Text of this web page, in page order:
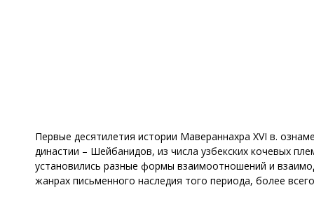
Первые десятилетия истории Мавераннахра XVI в.
династии – Шейбанидов, из числа узбекских кочевых
установились разные формы взаимоотношений и
жанрах письменного наследия того периода, более